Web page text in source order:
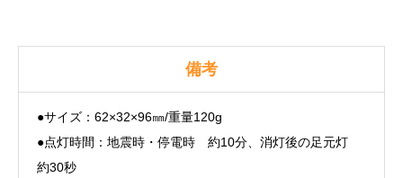
備考
●サイズ：62×32×96㎜/重量120g
●点灯時間：地震時・停電時 約10分、消灯後の足元灯
約30秒